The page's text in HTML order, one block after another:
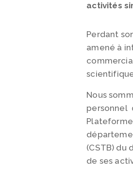
activités
Perdant
amené à
Nous
personnel
(CSTB) du
de ses